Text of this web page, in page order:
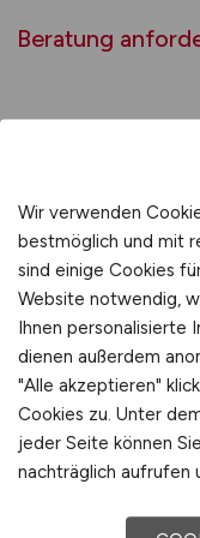
Beratung
als
Generation
Die Generation
Anforderungen
Berufswelt,
kommt.
Verantwortung
Dienstjahren
Wir verwenden
bestmöglich und mit
sind einige Cookies
Website notwendig,
Ihnen personalisierte
dienen außerdem
"Alle akzeptieren"
Cookies zu. Unter
jeder Seite können
nachträglich aufrufen